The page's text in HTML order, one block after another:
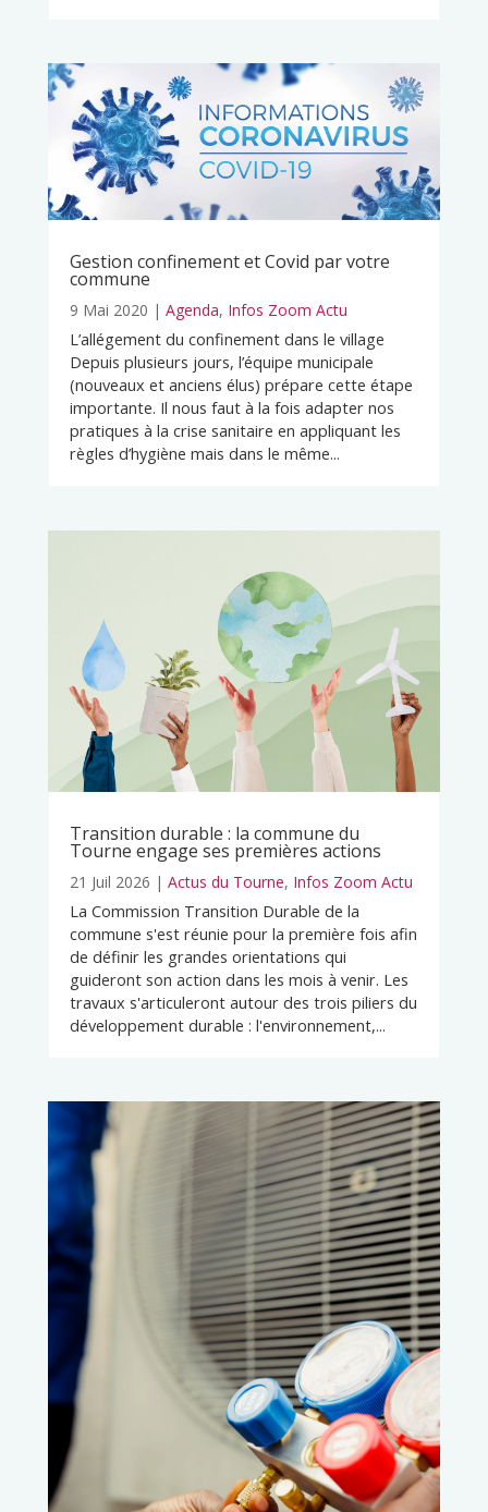
Gestion confinement et Covid par votre
commune
9 Mai 2020 | Agenda, Infos Zoom Actu
L’allégement du confinement dans le village
Depuis plusieurs jours, l’équipe municipale
(nouveaux et anciens élus) prépare cette étape
importante. Il nous faut à la fois adapter nos
pratiques à la crise sanitaire en appliquant les
règles d’hygiène mais dans le même...
Transition durable : la commune du
Tourne engage ses premières actions
21 Juil 2026 | Actus du Tourne, Infos Zoom Actu
La Commission Transition Durable de la
commune s'est réunie pour la première fois afin
de définir les grandes orientations qui
guideront son action dans les mois à venir. Les
travaux s'articuleront autour des trois piliers du
développement durable : l'environnement,...